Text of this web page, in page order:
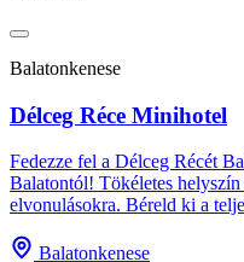
Balatonkenese
Délceg Réce Minihotel
Fedezze fel a Délceg Récét
Balatontól! Tökéletes
elvonulásokra. Béreld ki a
Balatonkenese